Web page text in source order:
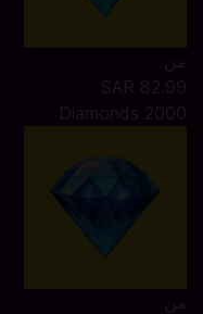
من
SAR 82.99
2000 Diamonds
من